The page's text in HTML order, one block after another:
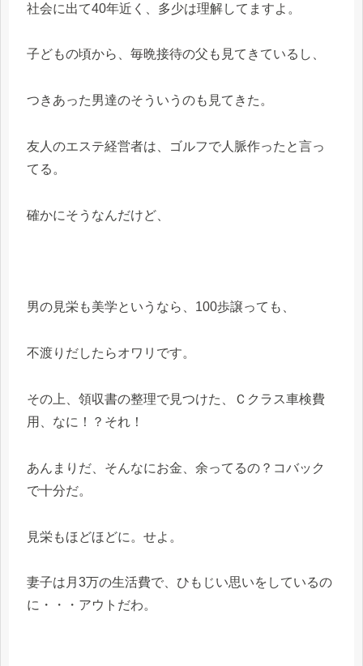
社会に出て40年近く、多少は理解してますよ。
子どもの頃から、毎晩接待の父も見てきているし、
つきあった男達のそういうのも見てきた。
友人のエステ経営者は、ゴルフで人脈作ったと言っ
てる。
確かにそうなんだけど、
男の見栄も美学というなら、100歩譲っても、
不渡りだしたらオワリです。
その上、領収書の整理で見つけた、Ｃクラス車検費
用、なに！？それ！
あんまりだ、そんなにお金、余ってるの？コバック
で十分だ。
見栄もほどほどに。せよ。
妻子は月3万の生活費で、ひもじい思いをしているの
に・・・アウトだわ。